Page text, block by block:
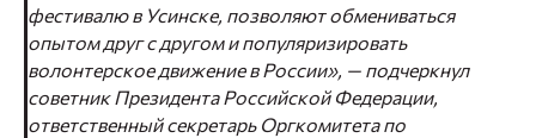
фестивалю в Усинске, позволяют обмениваться
опытом друг с другом и популяризировать
волонтерское движение в России», — подчеркнул
советник Президента Российской Федерации,
ответственный секретарь Оргкомитета по